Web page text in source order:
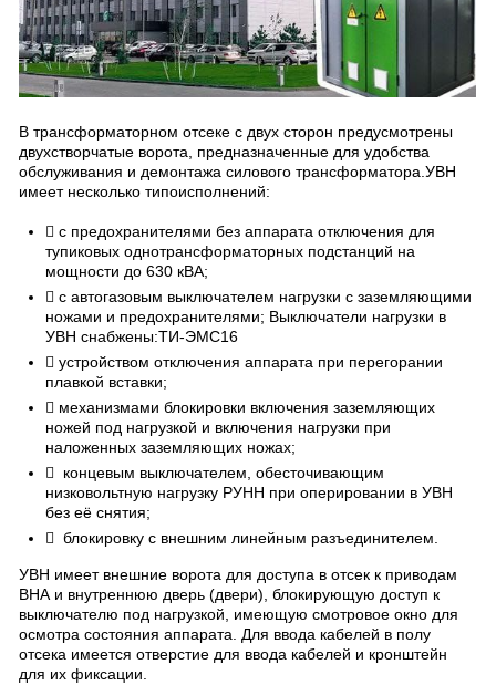
В трансформаторном отсеке с двух сторон предусмотрены
двухстворчатые ворота, предназначенные для удобства
обслуживания и демонтажа силового трансформатора.УВН
имеет несколько типоисполнений:
 с предохранителями без аппарата отключения для
тупиковых однотрансформаторных подстанций на
мощности до 630 кВА;
 с автогазовым выключателем нагрузки с заземляющими
ножами и предохранителями; Выключатели нагрузки в
УВН снабжены:ТИ-ЭМС16
 устройством отключения аппарата при перегорании
плавкой вставки;
 механизмами блокировки включения заземляющих
ножей под нагрузкой и включения нагрузки при
наложенных заземляющих ножах;
 концевым выключателем, обесточивающим
низковольтную нагрузку РУНН при оперировании в УВН
без её снятия;
 блокировку с внешним линейным разъединителем.
УВН имеет внешние ворота для доступа в отсек к приводам
ВНА и внутреннюю дверь (двери), блокирующую доступ к
выключателю под нагрузкой, имеющую смотровое окно для
осмотра состояния аппарата. Для ввода кабелей в полу
отсека имеется отверстие для ввода кабелей и кронштейн
для их фиксации.